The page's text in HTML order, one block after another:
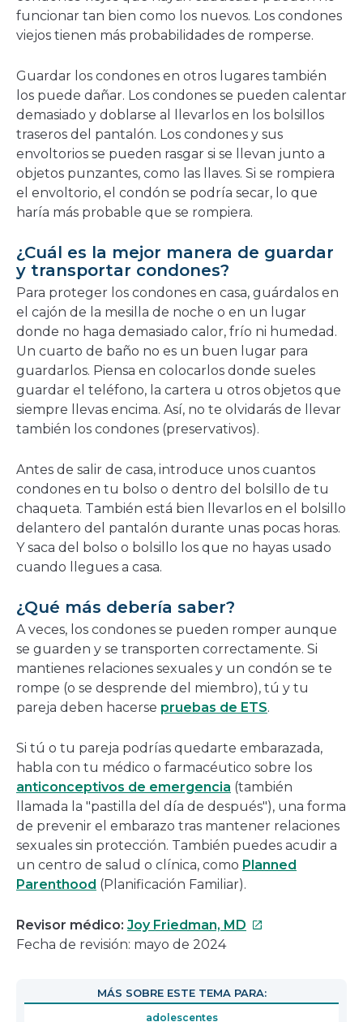
funcionar tan bien como los nuevos. Los condones
viejos tienen más probabilidades de romperse.
Guardar los condones en otros lugares también
los puede dañar. Los condones se pueden calentar
demasiado y doblarse al llevarlos en los bolsillos
traseros del pantalón. Los condones y sus
envoltorios se pueden rasgar si se llevan junto a
objetos punzantes, como las llaves. Si se rompiera
el envoltorio, el condón se podría secar, lo que
haría más probable que se rompiera.
¿Cuál es la mejor manera de guardar
y transportar condones?
Para proteger los condones en casa, guárdalos en
el cajón de la mesilla de noche o en un lugar
donde no haga demasiado calor, frío ni humedad.
Un cuarto de baño no es un buen lugar para
guardarlos. Piensa en colocarlos donde sueles
guardar el teléfono, la cartera u otros objetos que
siempre llevas encima. Así, no te olvidarás de llevar
también los condones (preservativos).
Antes de salir de casa, introduce unos cuantos
condones en tu bolso o dentro del bolsillo de tu
chaqueta. También está bien llevarlos en el bolsillo
delantero del pantalón durante unas pocas horas.
Y saca del bolso o bolsillo los que no hayas usado
cuando llegues a casa.
¿Qué más debería saber?
A veces, los condones se pueden romper aunque
se guarden y se transporten correctamente. Si
mantienes relaciones sexuales y un condón se te
rompe (o se desprende del miembro), tú y tu
pareja deben hacerse pruebas de ETS.
Si tú o tu pareja podrías quedarte embarazada,
habla con tu médico o farmacéutico sobre los
anticonceptivos de emergencia (también
llamada la "pastilla del día de después"), una forma
de prevenir el embarazo tras mantener relaciones
sexuales sin protección. También puedes acudir a
un centro de salud o clínica, como Planned
Parenthood (Planificación Familiar).
Revisor médico: Joy Friedman, MD Este
en
Fecha de revisión: mayo de 2024
MÁS SOBRE ESTE TEMA PARA:
adolescentes